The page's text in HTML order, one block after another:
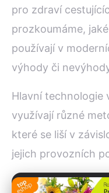
pro zdraví
prozkoumáme, jaké
používají v
výhody či
Hlavní technologie
využívají různé
které se liší v
jejich provozních